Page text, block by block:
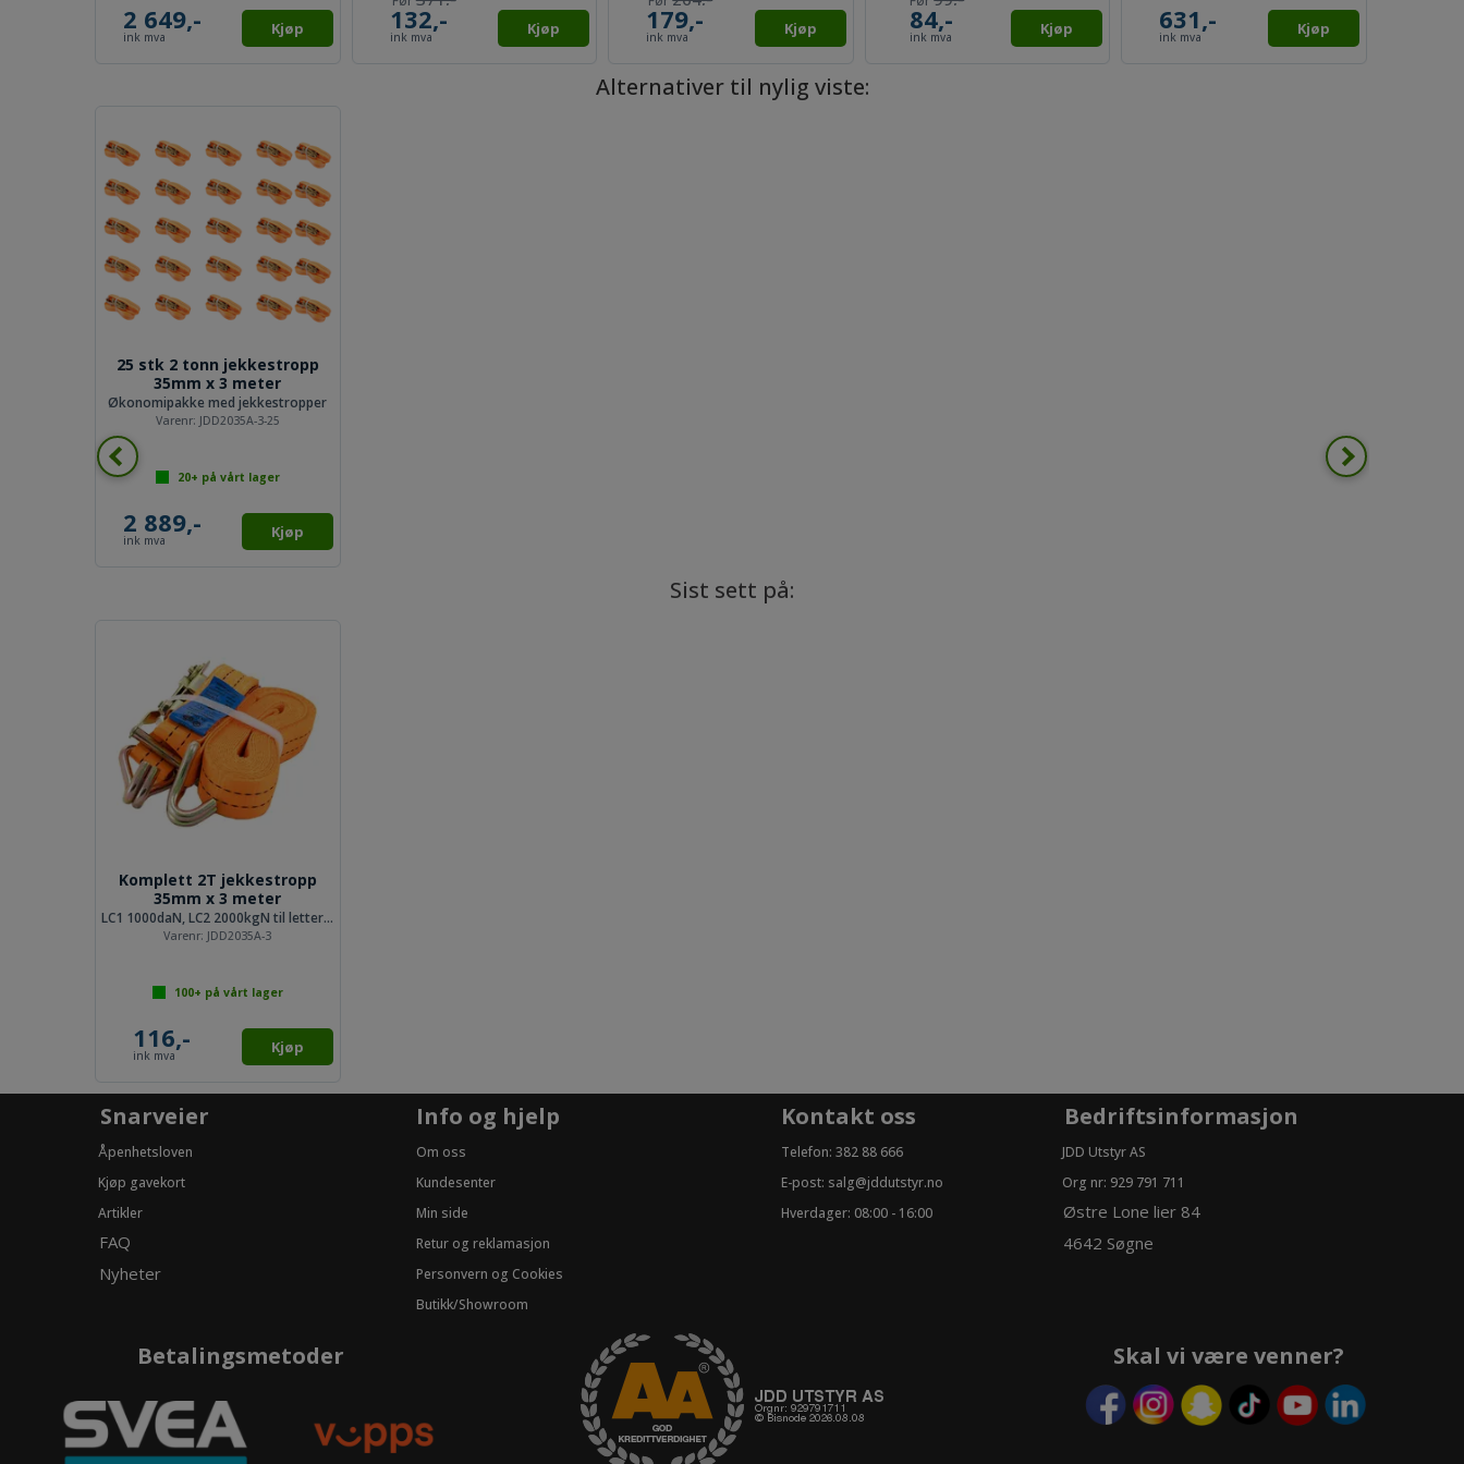
25,-
ink mva Kjøp 25,-
ink mva Kjøp 396,-
ink mva Kjøp 85,-
ink mva Kjøp 739,-
ink mva Kjøp
Alternativer til nylig viste:
25 stk 2 tonn jekkestropp
35mm x 3 meter
Økonomipakke med jekkestropper
Varenr: JDD2035A-3-25
2 889,-
ink mva
20+ på vårt lager
Kjøp
Sist sett på:
Komplett 2T jekkestropp
35mm x 3 meter
LC1 1000daN, LC2 2000kgN til lettere god
Varenr: JDD2035A-3
116,-
ink mva
100+ på vårt lager
Kjøp
Snarveier
Åpenhetsloven
Kjøp gavekort
Artikler
FAQ
Nyheter
Info og hjelp
Om oss
Kundesenter
Min side
Retur og reklamasjon
Personvern og Cookies
Butikk/Showroom
Kontakt oss
Telefon: 382 88 666
E-post: salg@jddutstyr.no
Hverdager: 08:00 - 16:00
Bedriftsinformasjon
JDD Utstyr AS
Org nr: 929 791 711
Østre Lone lier 84
4642 Søgne
Betalingsmetoder Skal vi være venner?